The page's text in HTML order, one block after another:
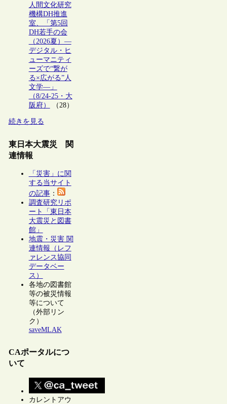
人間文化研究
機構DH推進
室、「第5回
DH若手の会
（2026夏）―
デジタル・ヒ
ューマニティ
ーズで“繋が
る×広がる”人
文学―」
（8/24-25・大
阪府）
（28）
続きを見る
東日本大震災 関
連情報
「災害」に関
する当サイト
の記事：
調査研究リポ
ート「東日本
大震災と図書
館」
地震・災害 関
連情報（レフ
ァレンス協同
データベー
ス）
各地の図書館
等の被災情報
等について
（外部リン
ク）
saveMLAK
CAポータルにつ
いて
カレントアウ